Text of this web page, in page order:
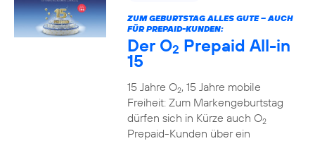
ZUM GEBURTSTAG ALLES GUTE – AUCH
FÜR PREPAID-KUNDEN:
Der O2 Prepaid All-in
15
15 Jahre O2, 15 Jahre mobile
Freiheit: Zum Markengeburtstag
dürfen sich in Kürze auch O2
Prepaid-Kunden über ein